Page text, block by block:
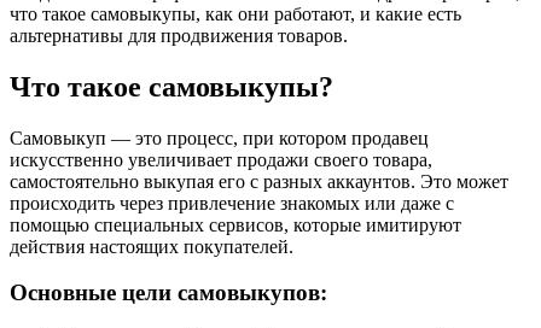
что такое самовыкупы, как они работают, и какие есть
альтернативы для продвижения товаров.
Что такое самовыкупы?
Самовыкуп — это процесс, при котором продавец
искусственно увеличивает продажи своего товара,
самостоятельно выкупая его с разных аккаунтов. Это может
происходить через привлечение знакомых или даже с
помощью специальных сервисов, которые имитируют
действия настоящих покупателей.
Основные цели самовыкупов: